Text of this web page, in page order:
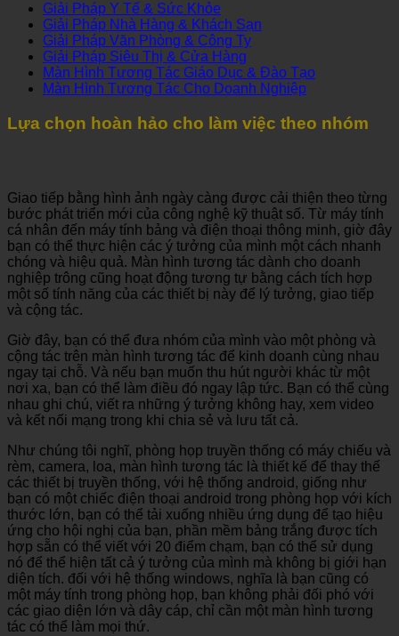
Giải Pháp Y Tế & Sức Khỏe
Giải Pháp Nhà Hàng & Khách Sạn
Giải Pháp Văn Phòng & Công Ty
Giải Pháp Siêu Thị & Cửa Hàng
Màn Hình Tương Tác Giáo Dục & Đào Tạo
Màn Hình Tương Tác Cho Doanh Nghiệp
Lựa chọn hoàn hảo cho làm việc theo nhóm
Giao tiếp bằng hình ảnh ngày càng được cải thiện theo từng
bước phát triển mới của công nghệ kỹ thuật số. Từ máy tính
cá nhân đến máy tính bảng và điện thoại thông minh, giờ đây
bạn có thể thực hiện các ý tưởng của mình một cách nhanh
chóng và hiệu quả. Màn hình tương tác dành cho doanh
nghiệp trông cũng hoạt động tương tự bằng cách tích hợp
một số tính năng của các thiết bị này để lý tưởng, giao tiếp
và cộng tác.
Giờ đây, bạn có thể đưa nhóm của mình vào một phòng và
cộng tác trên màn hình tương tác để kinh doanh cùng nhau
ngay tại chỗ. Và nếu bạn muốn thu hút người khác từ một
nơi xa, bạn có thể làm điều đó ngay lập tức. Bạn có thể cùng
nhau ghi chú, viết ra những ý tưởng không hay, xem video
và kết nối mạng trong khi chia sẻ và lưu tất cả.
Như chúng tôi nghĩ, phòng họp truyền thống có máy chiếu và
rèm, camera, loa, màn hình tương tác là thiết kế để thay thế
các thiết bị truyền thống, với hệ thống android, giống như
bạn có một chiếc điện thoại android trong phòng họp với kích
thước lớn, bạn có thể tải xuống nhiều ứng dụng để tạo hiệu
ứng cho hội nghị của bạn, phần mềm bảng trắng được tích
hợp sẵn có thể viết với 20 điểm chạm, bạn có thể sử dụng
nó để thể hiện tất cả ý tưởng của mình mà không bị giới hạn
diện tích. đối với hệ thống windows, nghĩa là bạn cũng có
một máy tính trong phòng họp, bạn không phải đối phó với
các giao diện lớn và dây cáp, chỉ cần một màn hình tương
tác có thể làm mọi thứ.